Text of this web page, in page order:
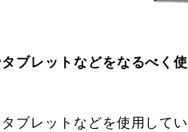
ブレットなどをなるべく使
ブレットなどを使用してい